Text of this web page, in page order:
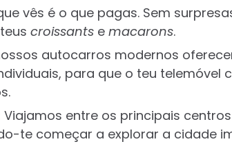
vês é o que pagas. Sem
croissantse macarons.
autocarros modernos
para que o teu telemóvel
Viajamos entre os principais
te começar a explorar a cidade